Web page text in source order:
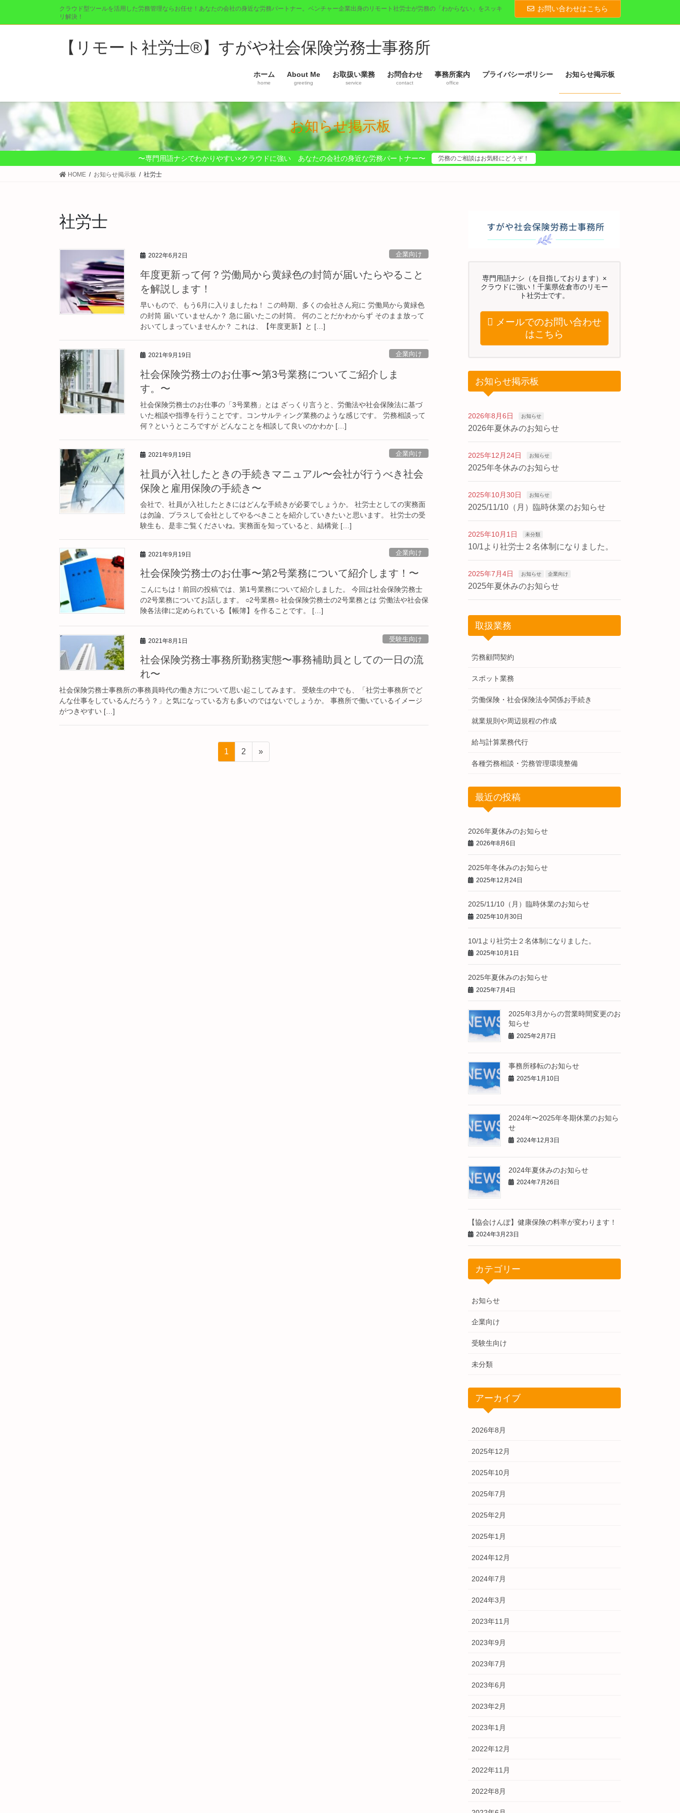
移
クラウド型ツールを活用した労務管理ならお任せ！あなたの会社の身近な労務パートナー。ベンチャー企業出身のリモート社労士が労務の「わからない」をスッキ
リ解決！
お問い合わせはこちら
【リモート社労士®︎】すがや社会保険労務士事務所
ホーム
home
About Me
greeting
お取扱い業務
service
お問合わせ
contact
事務所案内
office
プライバシーポリシー お知らせ掲示板
お知らせ掲示板
〜専門用語ナシでわかりやすい×クラウドに強い あなたの会社の身近な労務パートナー〜 労務のご相談はお気軽にどうぞ！
HOME お知らせ掲示板 社労士
社労士
2022年6月2日 企業向け
年度更新って何？労働局から黄緑色の封筒が届いたらやること
を解説します！
早いもので、もう6月に入りましたね！ この時期、多くの会社さん宛に 労働局から黄緑色
の封筒 届いていませんか？ 急に届いたこの封筒。 何のことだかわからず そのまま放って
おいてしまっていませんか？ これは、【年度更新】と […]
2021年9月19日 企業向け
社会保険労務士のお仕事〜第3号業務についてご紹介しま
す。〜
社会保険労務士のお仕事の「3号業務」とは ざっくり言うと、労働法や社会保険法に基づ
いた相談や指導を行うことです。コンサルティング業務のような感じです。 労務相談って
何？というところですが どんなことを相談して良いのかわか […]
2021年9月19日 企業向け
社員が入社したときの手続きマニュアル〜会社が行うべき社会
保険と雇用保険の手続き〜
会社で、社員が入社したときにはどんな手続きが必要でしょうか。 社労士としての実務面
は勿論、プラスして会社としてやるべきことを紹介していきたいと思います。 社労士の受
験生も、是非ご覧くださいね。実務面を知っていると、結構覚 […]
2021年9月19日 企業向け
社会保険労務士のお仕事〜第2号業務について紹介します！〜
こんにちは！前回の投稿では、第1号業務について紹介しました。 今回は社会保険労務士
の2号業務についてお話します。 ○2号業務○ 社会保険労務士の2号業務とは 労働法や社会保
険各法律に定められている【帳簿】を作ることです。 […]
2021年8月1日 受験生向け
社会保険労務士事務所勤務実態〜事務補助員としての一日の流
れ〜
社会保険労務士事務所の事務員時代の働き方について思い起こしてみます。 受験生の中でも、「社労士事務所でど
んな仕事をしているんだろう？」と気になっている方も多いのではないでしょうか。 事務所で働いているイメージ
がつきやすい […]
ペ
ー
1
ペ
ー
2 »
専門用語ナシ（を目指しております）×
クラウドに強い！千葉県佐倉市のリモー
ト社労士です。
メールでのお問い合わせ
はこちら
お知らせ掲示板
2026年8月6日 お知らせ
2026年夏休みのお知らせ
2025年12月24日 お知らせ
2025年冬休みのお知らせ
2025年10月30日 お知らせ
2025/11/10（月）臨時休業のお知らせ
2025年10月1日 未分類
10/1より社労士２名体制になりました。
2025年7月4日 お知らせ 企業向け
2025年夏休みのお知らせ
取扱業務
労務顧問契約
スポット業務
労働保険・社会保険法令関係お手続き
就業規則や周辺規程の作成
給与計算業務代行
各種労務相談・労務管理環境整備
最近の投稿
2026年夏休みのお知らせ
2026年8月6日
2025年冬休みのお知らせ
2025年12月24日
2025/11/10（月）臨時休業のお知らせ
2025年10月30日
10/1より社労士２名体制になりました。
2025年10月1日
2025年夏休みのお知らせ
2025年7月4日
2025年3月からの営業時間変更のお
知らせ
2025年2月7日
事務所移転のお知らせ
2025年1月10日
2024年〜2025年冬期休業のお知ら
せ
2024年12月3日
2024年夏休みのお知らせ
2024年7月26日
【協会けんぽ】健康保険の料率が変わります！
2024年3月23日
カテゴリー
お知らせ
企業向け
受験生向け
未分類
アーカイブ
2026年8月
2025年12月
2025年10月
2025年7月
2025年2月
2025年1月
2024年12月
2024年7月
2024年3月
2023年11月
2023年9月
2023年7月
2023年6月
2023年2月
2023年1月
2022年12月
2022年11月
2022年8月